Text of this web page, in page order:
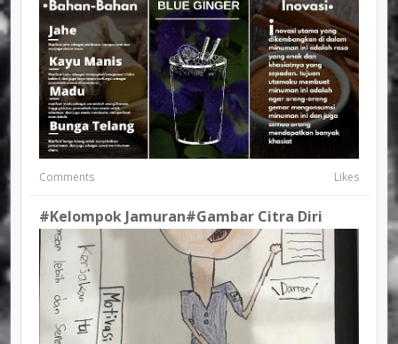
Comments Likes
#Kelompok Jamuran#Gambar Citra Diri